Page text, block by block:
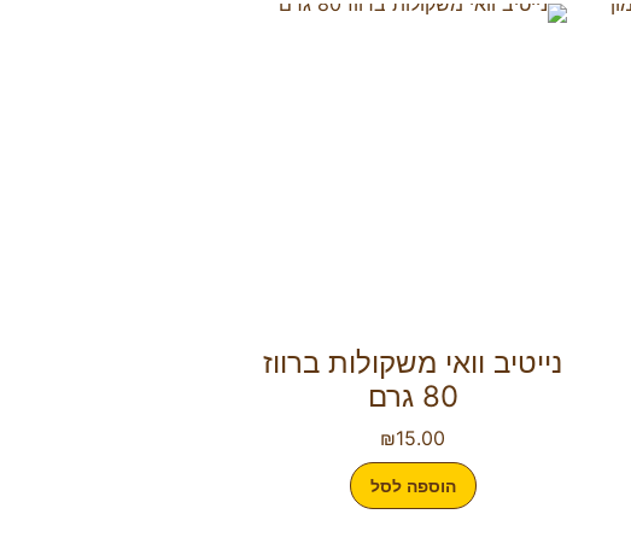
נייטיב וואי משקולות ברווז
80 גרם
₪15.00
הוספה לסל